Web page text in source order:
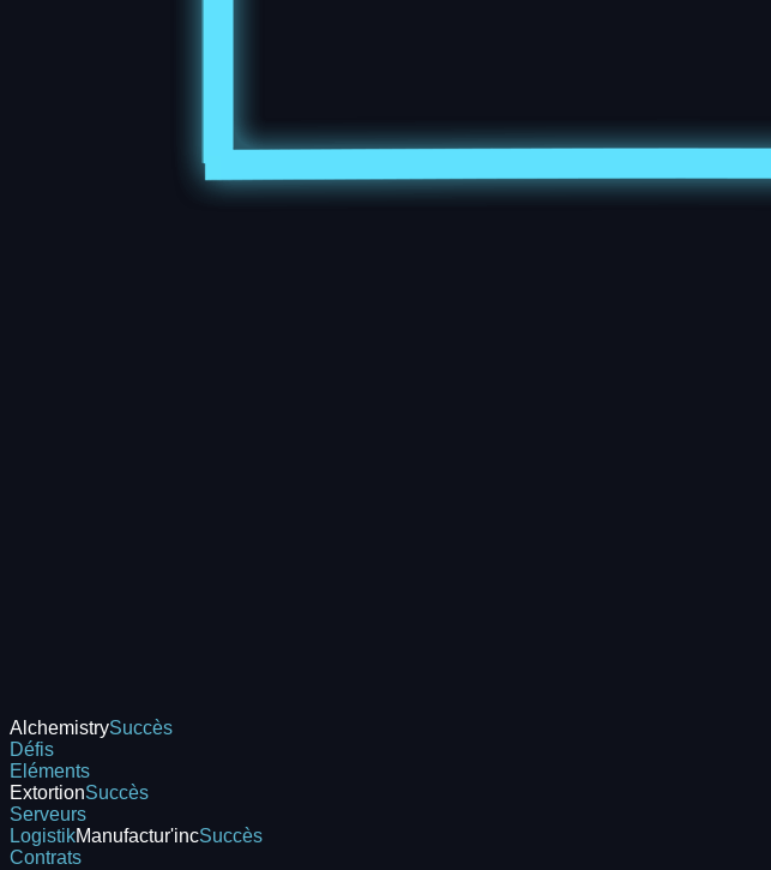
AlchemistrySuccès
Défis
Eléments
ExtortionSuccès
Serveurs
LogistikManufactur'incSuccès
Contrats